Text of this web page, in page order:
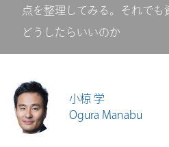
点を整理してみる。それでも
どうしたらいいのか
小椋 学
Ogura Manabu